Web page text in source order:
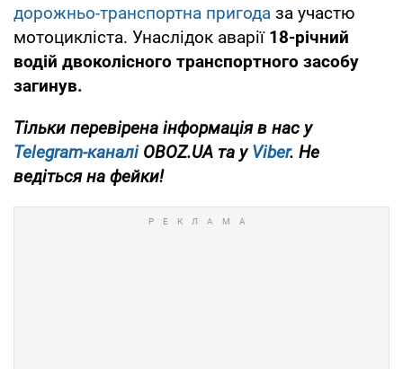
дорожньо-транспортна пригода за участю
мотоцикліста. Унаслідок аварії 18-річний
водій двоколісного транспортного засобу
загинув.
Тільки перевірена інформація в нас у
Telegram-каналіOBOZ.UA та уViber. Не
ведіться на фейки!